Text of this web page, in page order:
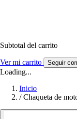
Subtotal del carrito
Ver mi carrito Seguir
Loading...
Inicio
/ Chaqueta de